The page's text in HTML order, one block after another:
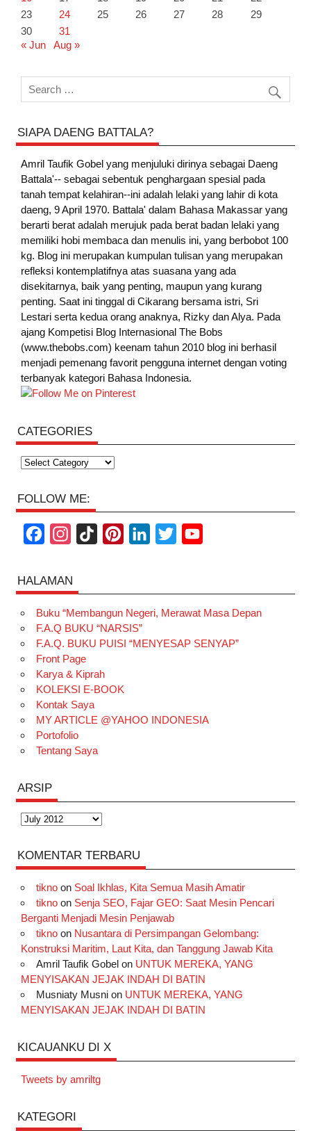
23
24 25 26 27 28
29
30
31
« Jun
Aug »
SIAPA DAENG BATTALA?
Amril Taufik Gobelyang menjuluki dirinya sebagai Daeng
Battala'-- sebagai sebentuk penghargaan spesial pada
tanah tempat kelahiran--ini adalah lelaki yang lahir di kota
daeng, 9 April 1970. Battala' dalam Bahasa Makassar yang
berarti berat adalah merujuk pada berat badan lelaki yang
memiliki hobi membaca dan menulis ini, yang berbobot 100
kg. Blog ini merupakan kumpulan tulisan yang merupakan
refleksi kontemplatifnya atas suasana yang ada
disekitarnya, baik yang penting, maupun yang kurang
penting. Saat ini tinggal di Cikarang bersama istri, Sri
Lestari serta kedua orang anaknya, Rizky dan Alya. Pada
ajang Kompetisi Blog Internasional The Bobs
(www.thebobs.com) keenam tahun 2010 blog ini berhasil
menjadi pemenang favorit pengguna internet dengan voting
terbanyak kategori Bahasa Indonesia.
CATEGORIES
Categories
FOLLOW ME:
c
e
b
o
o
k
s
t
a
g
r
a
m
T
o
k
t
e
r
k
e
d
t
t
e
T
u
b
HALAMAN
Buku “Membangun Negeri, Merawat Masa Depan
F.A.Q BUKU “NARSIS”
F.A.Q. BUKU PUISI “MENYESAP SENYAP”
Front Page
Karya & Kiprah
KOLEKSI E-BOOK
Kontak Saya
MY ARTICLE @YAHOO INDONESIA
Portofolio
Tentang Saya
ARSIP
Arsip
KOMENTAR TERBARU
tiknoon Soal Ikhlas, Kita Semua Masih Amatir
tiknoon Senja SEO, Fajar GEO: Saat Mesin Pencari
Berganti Menjadi Mesin Penjawab
tiknoon Nusantara di Persimpangan Gelombang:
Konstruksi Maritim, Laut Kita, dan Tanggung Jawab Kita
Amril Taufik Gobelon UNTUK MEREKA, YANG
MENYISAKAN JEJAK INDAH DI BATIN
Musniaty Musnion UNTUK MEREKA, YANG
MENYISAKAN JEJAK INDAH DI BATIN
KICAUANKU DI X
Tweets by amriltg
KATEGORI